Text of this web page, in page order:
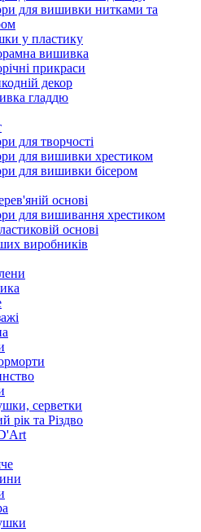
для вишивки нитками та
у пластику
вишивка
прикраси
декор
гладдю
для творчості
для вишивки хрестиком
для вишивки бісером
основі
для вишивання хрестиком
основі
виробників
серветки
рік та Різдво